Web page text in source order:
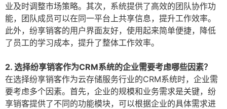
业及时调整市场策略。其次，系统提供了高效的团队协作功
能，团队成员可以在同一平台上共享信息，提升工作效率。
此外，纷享销客的用户界面友好，使用起来简单便捷，降低
了员工的学习成本，提升了整体工作效率。
2. 选择纷享销客作为CRM系统的企业需要考虑哪些因素？
在选择纷享销客作为云存储服务行业的CRM系统时，企业需
要考虑多个因素。首先，企业的规模和业务需求是关键，纷
享销客提供了不同的功能模块，可以根据企业的具体需求进